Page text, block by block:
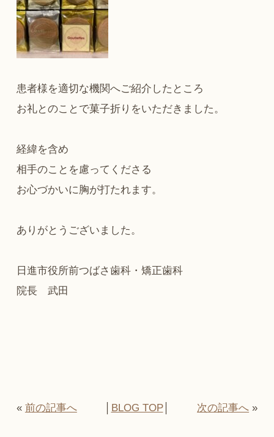
患者様を適切な機関へご紹介したところ
お礼とのことで菓子折りをいただきました。
経緯を含め
相手のことを慮ってくださる
お心づかいに胸が打たれます。
ありがとうございました。
日進市役所前つばさ歯科・矯正歯科
院長 武田
« 前の記事へ BLOG TOP│ 次の記事へ »